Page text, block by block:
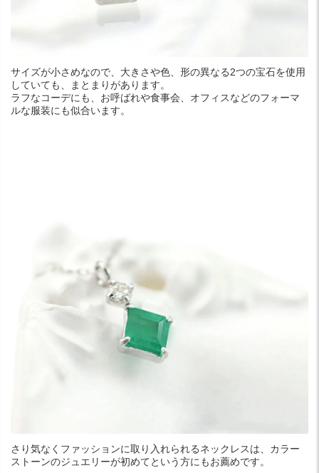
サイズが小さめなので、大きさや色、形の異なる2つの宝石を使用
していても、まとまりがあります。
ラフなコーデにも、お呼ばれや食事会、オフィスなどのフォーマ
ルな服装にも似合います。
さり気なくファッションに取り入れられるネックレスは、カラー
ストーンのジュエリーが初めてという方にもお薦めです。